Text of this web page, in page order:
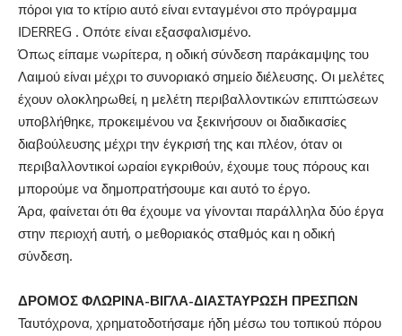
πόροι για το κτίριο αυτό είναι ενταγμένοι στο πρόγραμμα
ΙDERREG . Οπότε είναι εξασφαλισμένο.
Όπως είπαμε νωρίτερα, η οδική σύνδεση παράκαμψης του
Λαιμού είναι μέχρι το συνοριακό σημείο διέλευσης. Οι μελέτες
έχουν ολοκληρωθεί, η μελέτη περιβαλλοντικών επιπτώσεων
υποβλήθηκε, προκειμένου να ξεκινήσουν οι διαδικασίες
διαβούλευσης μέχρι την έγκρισή της και πλέον, όταν οι
περιβαλλοντικοί ωραίοι εγκριθούν, έχουμε τους πόρους και
μπορούμε να δημοπρατήσουμε και αυτό το έργο.
Άρα, φαίνεται ότι θα έχουμε να γίνονται παράλληλα δύο έργα
στην περιοχή αυτή, ο μεθοριακός σταθμός και η οδική
σύνδεση.
ΔΡΟΜΟΣ ΦΛΩΡΙΝΑ-ΒΙΓΛΑ-ΔΙΑΣΤΑΥΡΩΣΗ ΠΡΕΣΠΩΝ
Ταυτόχρονα, χρηματοδοτήσαμε ήδη μέσω του τοπικού πόρου